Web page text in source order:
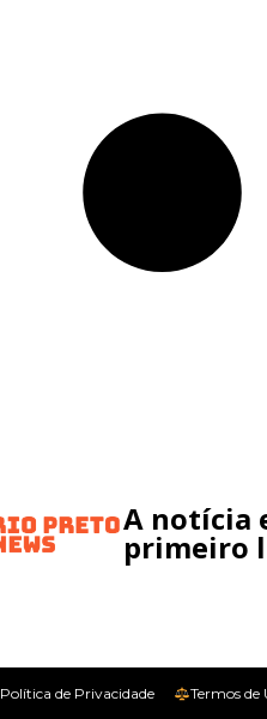
A notícia
primeiro
Política de Privacidade Termos de